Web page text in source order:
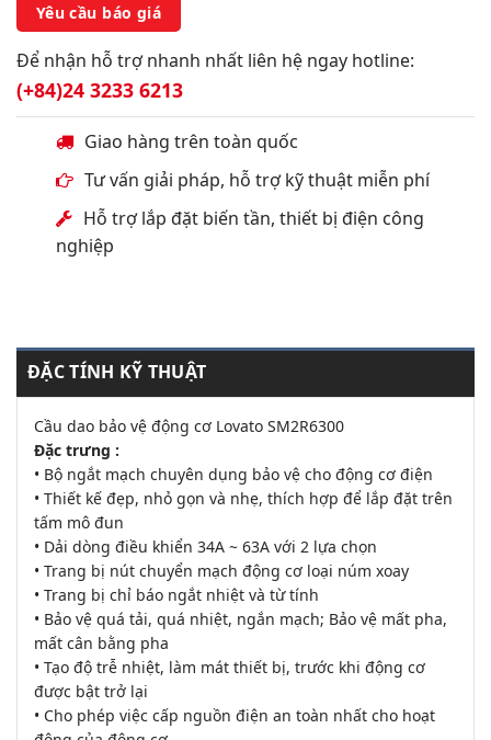
Yêu cầu báo giá
Để nhận hỗ trợ nhanh nhất liên hệ ngay hotline:
(+84)24 3233 6213
Giao hàng trên toàn quốc
Tư vấn giải pháp, hỗ trợ kỹ thuật miễn phí
Hỗ trợ lắp đặt biến tần, thiết bị điện công
nghiệp
ĐẶC TÍNH KỸ THUẬT
Cầu dao bảo vệ động cơ Lovato SM2R6300
Đặc trưng :
• Bộ ngắt mạch chuyên dụng bảo vệ cho động cơ điện
• Thiết kế đẹp, nhỏ gọn và nhẹ, thích hợp để lắp đặt trên
tấm mô đun
• Dải dòng điều khiển 34A ~ 63A với 2 lựa chọn
• Trang bị nút chuyển mạch động cơ loại núm xoay
• Trang bị chỉ báo ngắt nhiệt và từ tính
• Bảo vệ quá tải, quá nhiệt, ngắn mạch; Bảo vệ mất pha,
mất cân bằng pha
• Tạo độ trễ nhiệt, làm mát thiết bị, trước khi động cơ
được bật trở lại
• Cho phép việc cấp nguồn điện an toàn nhất cho hoạt